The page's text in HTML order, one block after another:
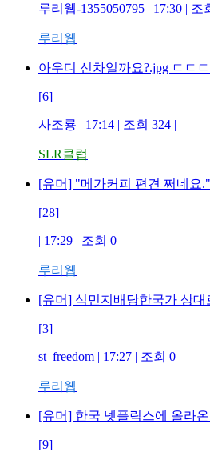
루리웹-1355050795 | 17:30 | 조
루리웹
아우디 신차일까요?.jpg ㄷㄷ
[6]
사조룡 | 17:14 | 조회 324 |
SLR클럽
[유머] "메가커피 편견 쩌네요."
[28]
| 17:29 | 조회 0 |
루리웹
[유머] 식민지배당한국가 상
[3]
st_freedom | 17:27 | 조회 0 |
루리웹
[유머] 한국 넷플릭스에 올라
[9]